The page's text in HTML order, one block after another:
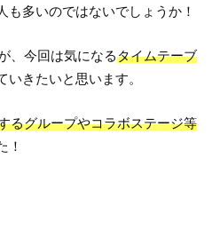
も多いのではないでしょうか！
、今回は気になるタイムテーブ
いきたいと思います。
るグループやコラボステージ等
！